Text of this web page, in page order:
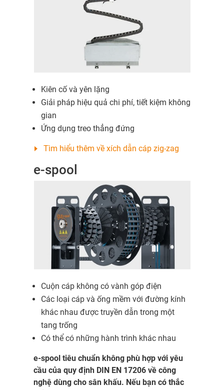
Kiên cố và yên lặng
Giải pháp hiệu quả chi phí, tiết kiệm không
gian
Ứng dụng treo thẳng đứng
Tìm hiểu thêm về xích dẫn cáp zig-zag
e-spool
Cuộn cáp không có vành góp điện
Các loại cáp và ống mềm với đường kính
khác nhau được truyền dẫn trong một
tang trống
Có thể có những hành trình khác nhau
e-spool tiêu chuẩn không phù hợp với yêu
cầu của quy định DIN EN 17206 về công
nghệ dùng cho sân khấu. Nếu bạn có thắc